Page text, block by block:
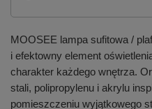
MOOSEE lampa sufitowa /
i efektowny element
charakter każdego wnętrza.
stali, polipropylenu i akrylu
pomieszczeniu wyjątkowego